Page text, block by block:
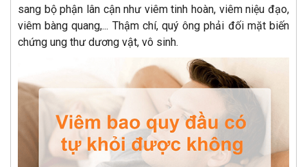
sang bộ phận lân cận như viêm tinh hoàn, viêm niệu đạo,
viêm bàng quang,... Thậm chí, quý ông phải đối mặt biến
chứng ung thư dương vật, vô sinh.